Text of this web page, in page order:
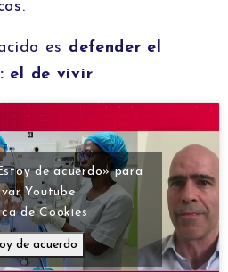
es defender el
el de vivir.
de acuerdo» para
Youtube
de Cookies
de acuerdo